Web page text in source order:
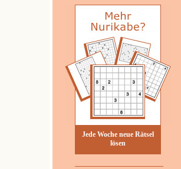
Jede Woche neue Rätsel
lösen